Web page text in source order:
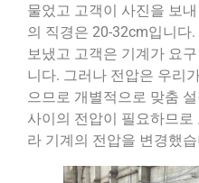
물었고 고객이 사진을 보
의 직경은 20-32cm입니다
보냈고 고객은 기계가 요
니다. 그러나 전압은 우리
으므로 개별적으로 맞춤
사이의 전압이 필요하므
라 기계의 전압을 변경했